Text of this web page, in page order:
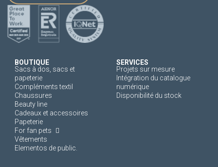
BOUTIQUE
Sacs à dos, sacs et
papeterie
Compléments textil
Chaussures
Beauty line
Cadeaux et accessoires
Papeterie
For fan pets
Vêtements
Elementos de public.
SERVICES
Projets sur mesure
Intégration du catalogue
numérique
Disponibilité du stock